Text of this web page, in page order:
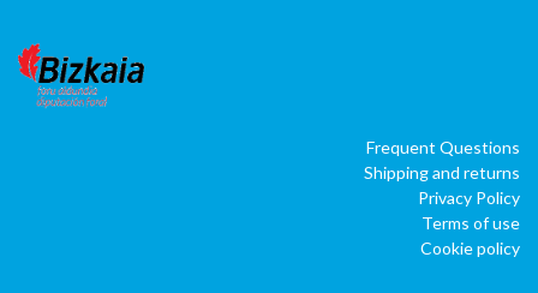
Frequent Questions
Shipping and returns
Privacy Policy
Terms of use
Cookie policy